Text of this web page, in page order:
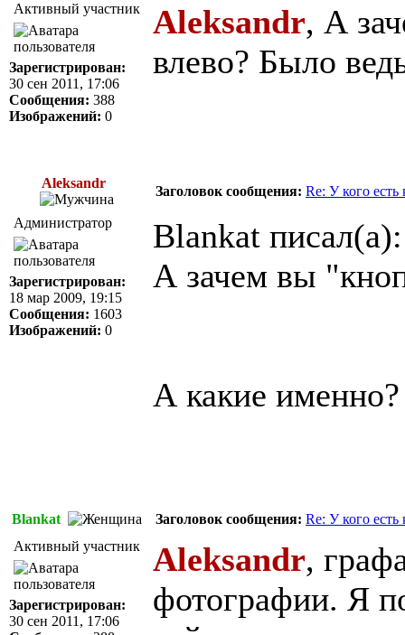
Активный участник
Зарегистрирован:
30 сен 2011, 17:06
Сообщения: 388
Изображений: 0
Aleksandr, А
влево? Было
Aleksandr
Заголовок сообщения: Re: У кого
Администратор
Зарегистрирован:
18 мар 2009, 19:15
Сообщения: 1603
Изображений: 0
Blankat писал(а):
А зачем вы
А какие именно?
Blankat Заголовок сообщения: Re: У кого
Активный участник
Зарегистрирован:
30 сен 2011, 17:06
Aleksandr,
фотографии. Я